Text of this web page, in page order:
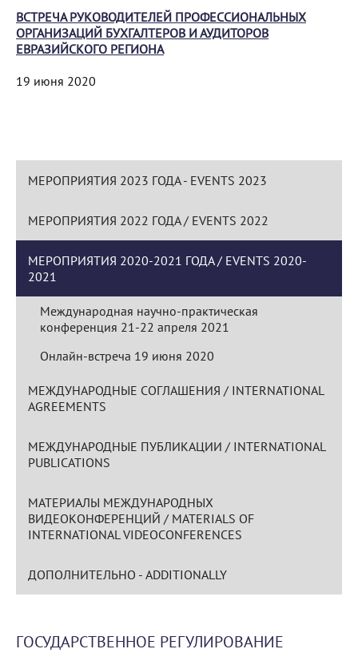
ВСТРЕЧА РУКОВОДИТЕЛЕЙ ПРОФЕССИОНАЛЬНЫХ
ОРГАНИЗАЦИЙ БУХГАЛТЕРОВ И АУДИТОРОВ
ЕВРАЗИЙСКОГО РЕГИОНА
19 июня 2020
МЕРОПРИЯТИЯ 2023 ГОДА - EVENTS 2023
МЕРОПРИЯТИЯ 2022 ГОДА / EVENTS 2022
МЕРОПРИЯТИЯ 2020-2021 ГОДА / EVENTS 2020-
2021
Международная научно-практическая
конференция 21-22 апреля 2021
Онлайн-встреча 19 июня 2020
МЕЖДУНАРОДНЫЕ СОГЛАШЕНИЯ / INTERNATIONAL
AGREEMENTS
МЕЖДУНАРОДНЫЕ ПУБЛИКАЦИИ / INTERNATIONAL
PUBLICATIONS
МАТЕРИАЛЫ МЕЖДУНАРОДНЫХ
ВИДЕОКОНФЕРЕНЦИЙ / MATERIALS OF
INTERNATIONAL VIDEOCONFERENCES
ДОПОЛНИТЕЛЬНО - ADDITIONALLY
ГОСУДАРСТВЕННОЕ РЕГУЛИРОВАНИЕ